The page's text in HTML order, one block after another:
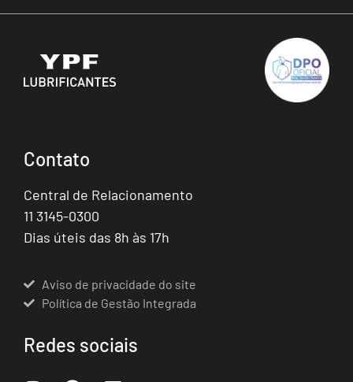
Contato
Central de Relacionamento
11 3145-0300
Dias úteis das 8h às 17h
Aviso de privacidade do site
Política de Gestão Integrada
Redes sociais